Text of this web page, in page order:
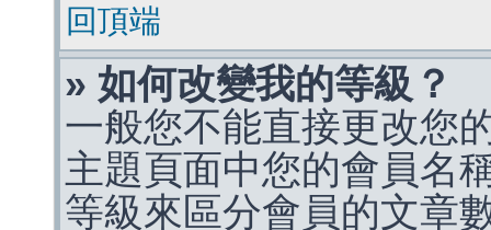
回頂端
» 如何改變我的等級？
一般您不能直接更改您
主題頁面中您的會員名
等級來區分會員的文章